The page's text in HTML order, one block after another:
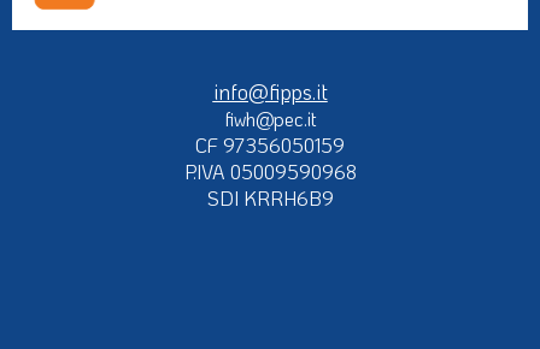
info@fipps.it
fiwh@pec.it
CF 97356050159
P.IVA 05009590968
SDI KRRH6B9